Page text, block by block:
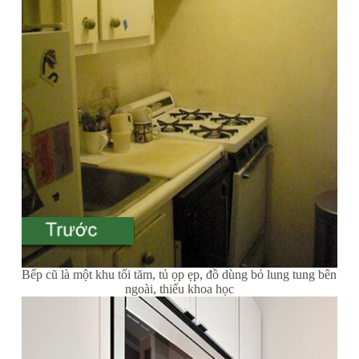
Bếp cũ là một khu tối tăm, tủ ọp ẹp, đồ dùng bỏ lung tung bên
ngoài, thiếu khoa học